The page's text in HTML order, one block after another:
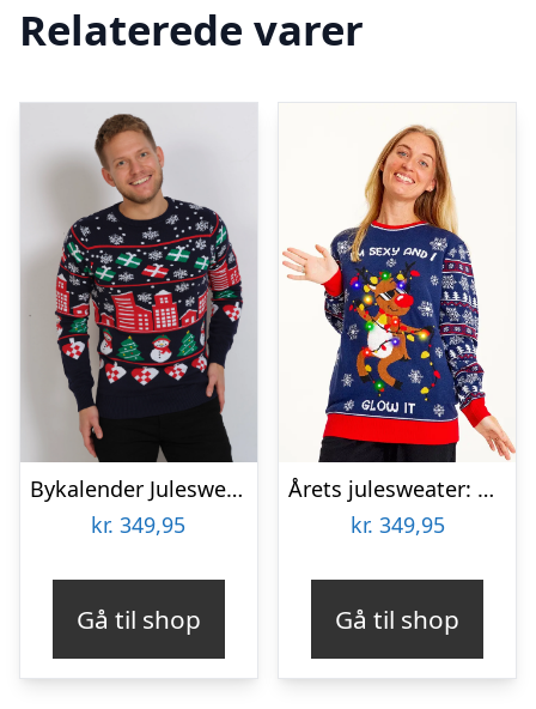
Relaterede varer
Bykalender Julesweateren – herre / mænd.
kr. 349,95
Gå til shop
Årets julesweater: Sexy And I Glow It Blå – dame / kvinder. Ugly Christmas Sweater lavet i Danmark
kr. 349,95
Gå til shop